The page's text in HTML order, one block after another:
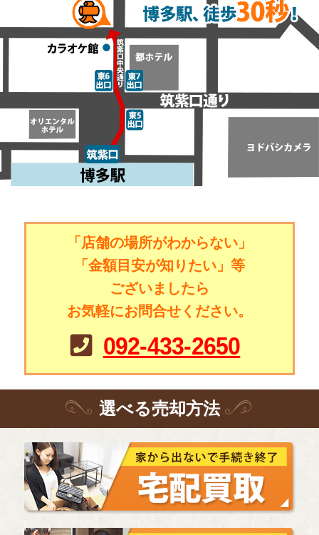
「店舗の場所がわからない」
「金額目安が知りたい」等
ございましたら
お気軽にお問合せください。
092-433-2650
選べる売却方法